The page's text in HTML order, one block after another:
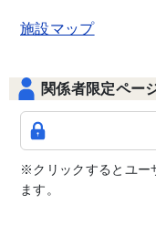
施設マップ
関係者限定ペー
※クリックするとユー
ます。